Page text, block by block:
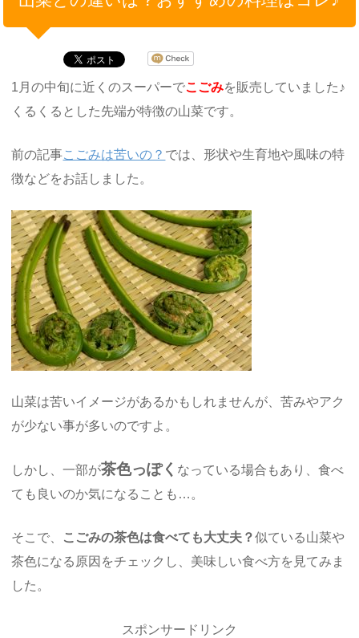
1月の中旬に近くのスーパーでこごみを販売していました♪
くるくるとした先端が特徴の山菜です。
前の記事こごみは苦いの？ では、形状や生育地や風味の特
徴などをお話しました。
山菜は苦いイメージがあるかもしれませんが、苦みやアク
が少ない事が多いのですよ。
しかし、一部が茶色っぽく なっている場合もあり、食べ
ても良いのか気になることも…。
そこで、 こごみの茶色は食べても大丈夫？似ている山菜や
茶色になる原因をチェックし、美味しい食べ方を見てみま
した。
スポンサードリンク